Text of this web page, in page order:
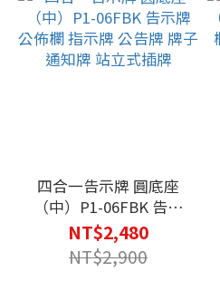
四合一告示牌 圓底座
（中）P1-06FBK 告示
牌 公佈欄 指示牌 公告
牌 牌子 通知牌 站立式
插牌
NT$2,480
NT$2,900